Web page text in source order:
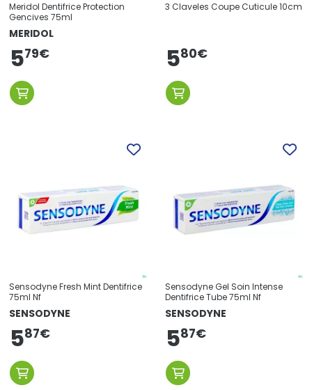
Meridol Dentifrice Protection
Gencives 75ml
MERIDOL
579€
3 Claveles Coupe Cuticule 10cm
580€
Sensodyne Fresh Mint Dentifrice
75ml Nf
SENSODYNE
587€
Sensodyne Gel Soin Intense
Dentifrice Tube 75ml Nf
SENSODYNE
587€